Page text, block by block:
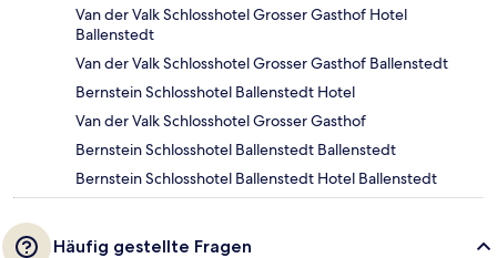
Van der Valk Schlosshotel Grosser Gasthof Hotel
Ballenstedt
Van der Valk Schlosshotel Grosser Gasthof Ballenstedt
Bernstein Schlosshotel Ballenstedt Hotel
Van der Valk Schlosshotel Grosser Gasthof
Bernstein Schlosshotel Ballenstedt Ballenstedt
Bernstein Schlosshotel Ballenstedt Hotel Ballenstedt
Häufig gestellte Fragen